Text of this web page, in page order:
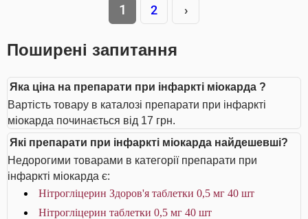
1 2 ›
Поширені запитання
Яка ціна на препарати при інфаркті міокарда ?
Вартість товару в каталозі препарати при інфаркті
міокарда починається від 17 грн.
Які препарати при інфаркті міокарда найдешевші?
Недорогими товарами в категорії препарати при
інфаркті міокарда є:
Нітрогліцерин Здоров'я таблетки 0,5 мг 40 шт
Нітрогліцерин таблетки 0,5 мг 40 шт